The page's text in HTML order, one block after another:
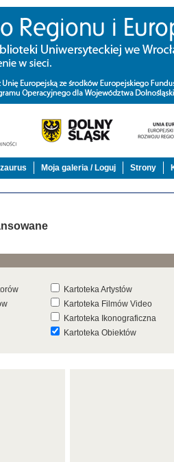
Moja galeria / Loguj Strony
Kartoteka Artystów
Kartoteka Filmów Video
Kartoteka Ikonograficzna
Kartoteka Obiektów